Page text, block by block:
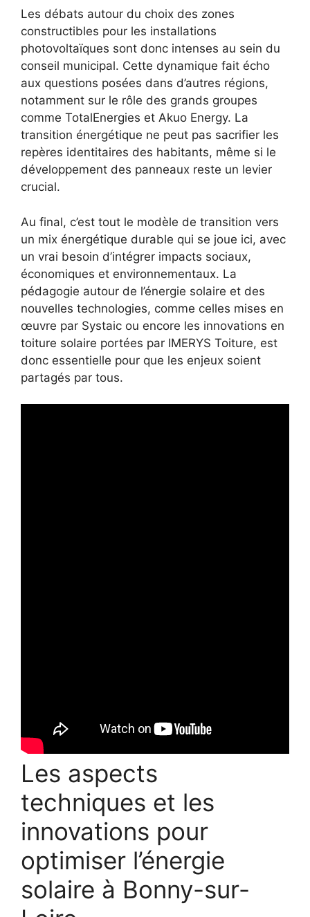
Les débats autour du choix des zones
constructibles pour les installations
photovoltaïques sont donc intenses au sein du
conseil municipal. Cette dynamique fait écho
aux questions posées dans d’autres régions,
notamment sur le rôle des grands groupes
comme TotalEnergies et Akuo Energy. La
transition énergétique ne peut pas sacrifier les
repères identitaires des habitants, même si le
développement des panneaux reste un levier
crucial.
Au final, c’est tout le modèle de transition vers
un mix énergétique durable qui se joue ici, avec
un vrai besoin d’intégrer impacts sociaux,
économiques et environnementaux. La
pédagogie autour de l’énergie solaire et des
nouvelles technologies, comme celles mises en
œuvre par Systaic ou encore les innovations en
toiture solaire portées par IMERYS Toiture, est
donc essentielle pour que les enjeux soient
partagés par tous.
Les aspects
techniques et les
innovations pour
optimiser l’énergie
solaire à Bonny-sur-